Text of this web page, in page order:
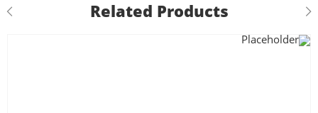
Related Products